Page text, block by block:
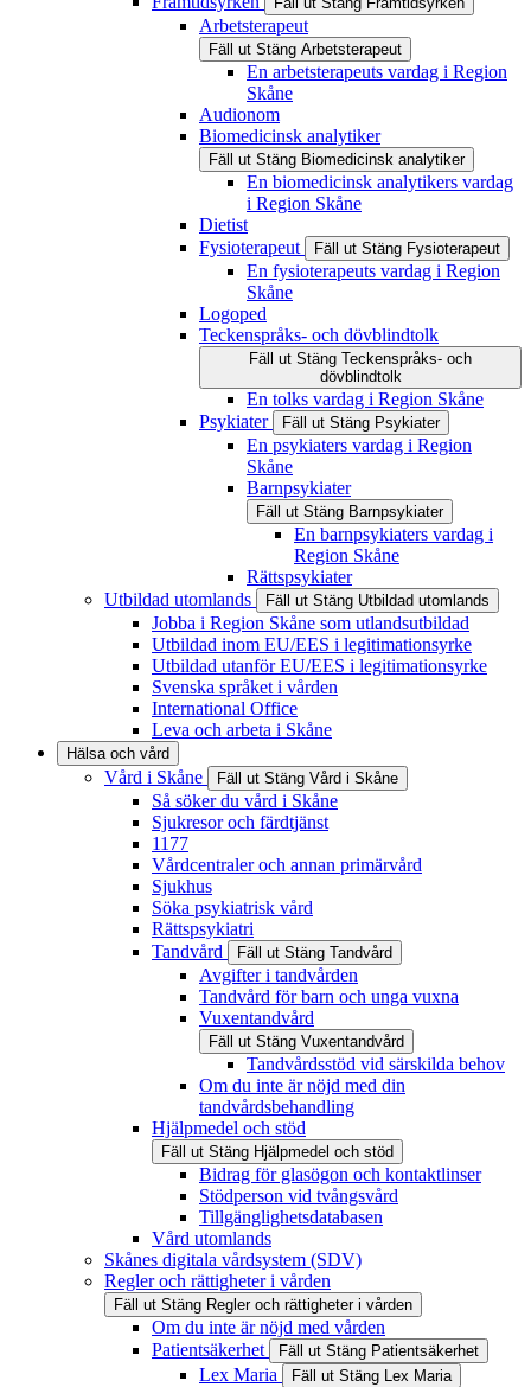
Arbetsterapeut
Fäll ut Stäng Arbetsterapeut
En arbetsterapeuts vardag i Region
Skåne
Audionom
Biomedicinsk analytiker
Fäll ut Stäng Biomedicinsk analytiker
En biomedicinsk analytikers vardag
i Region Skåne
Dietist
Fysioterapeut
Fäll ut Stäng Fysioterapeut
En fysioterapeuts vardag i Region
Skåne
Logoped
Teckenspråks- och dövblindtolk
Fäll ut Stäng Teckenspråks- och
dövblindtolk
En tolks vardag i Region Skåne
Psykiater
Fäll ut Stäng Psykiater
En psykiaters vardag i Region
Skåne
Barnpsykiater
Fäll ut Stäng Barnpsykiater
En barnpsykiaters vardag i
Region Skåne
Rättspsykiater
Utbildad utomlands
Fäll ut Stäng Utbildad utomlands
Jobba i Region Skåne som utlandsutbildad
Utbildad inom EU/EES i legitimationsyrke
Utbildad utanför EU/EES i legitimationsyrke
Svenska språket i vården
International Office
Leva och arbeta i Skåne
Hälsa och vård
Vård i Skåne Fäll ut Stäng Vård i Skåne
Så söker du vård i Skåne
Sjukresor och färdtjänst
1177
Vårdcentraler och annan primärvård
Sjukhus
Söka psykiatrisk vård
Rättspsykiatri
Tandvård
Fäll ut Stäng Tandvård
Avgifter i tandvården
Tandvård för barn och unga vuxna
Vuxentandvård
Fäll ut Stäng Vuxentandvård
Tandvårdsstöd vid särskilda behov
Om du inte är nöjd med din
tandvårdsbehandling
Hjälpmedel och stöd
Fäll ut Stäng Hjälpmedel och stöd
Bidrag för glasögon och kontaktlinser
Stödperson vid tvångsvård
Tillgänglighetsdatabasen
Vård utomlands
Skånes digitala vårdsystem (SDV)
Regler och rättigheter i vården
Fäll ut Stäng Regler och rättigheter i vården
Om du inte är nöjd med vården
Patientsäkerhet
Fäll ut Stäng Patientsäkerhet
Lex Maria Fäll ut Stäng Lex Maria